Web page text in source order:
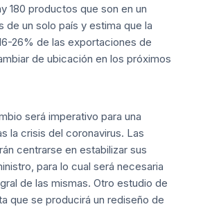
180 productos que son en un
de un solo país y estima que la
26% de las exportaciones de
de ubicación en los próximos
será imperativo para una
la crisis del coronavirus. Las
centrarse en estabilizar sus
para lo cual será necesaria
de las mismas. Otro estudio de
que se producirá un rediseño de